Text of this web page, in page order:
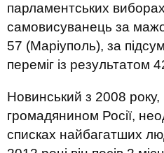
парламентських
самовисуванець за
57 (Маріуполь), за
переміг із результатом
Новинський з 2008 року,
громадянином Росії,
списках найбагатших